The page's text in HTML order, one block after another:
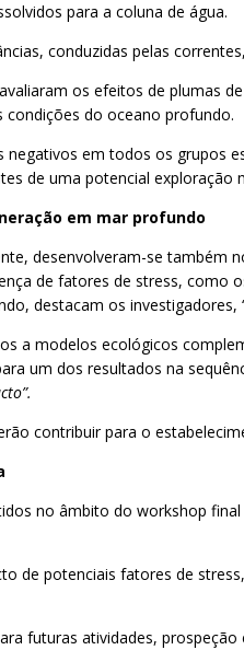
para a coluna de água.
conduzidas pelas
os efeitos de plumas
condições do oceano profundo.
em todos os grupos
de uma potencial
em mar profundo
desenvolveram-se
de fatores de stress,
destacam os
a modelos ecológicos
um dos resultados na
contribuir para o
no âmbito do workshop
de potenciais fatores de
futuras atividades,